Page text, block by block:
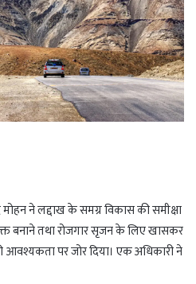
ने लद्दाख के समग्र विकास की समीक्षा
बनाने तथा रोजगार सृजन के लिए खासकर
आवश्यकता पर जोर दिया। एक अधिकारी ने